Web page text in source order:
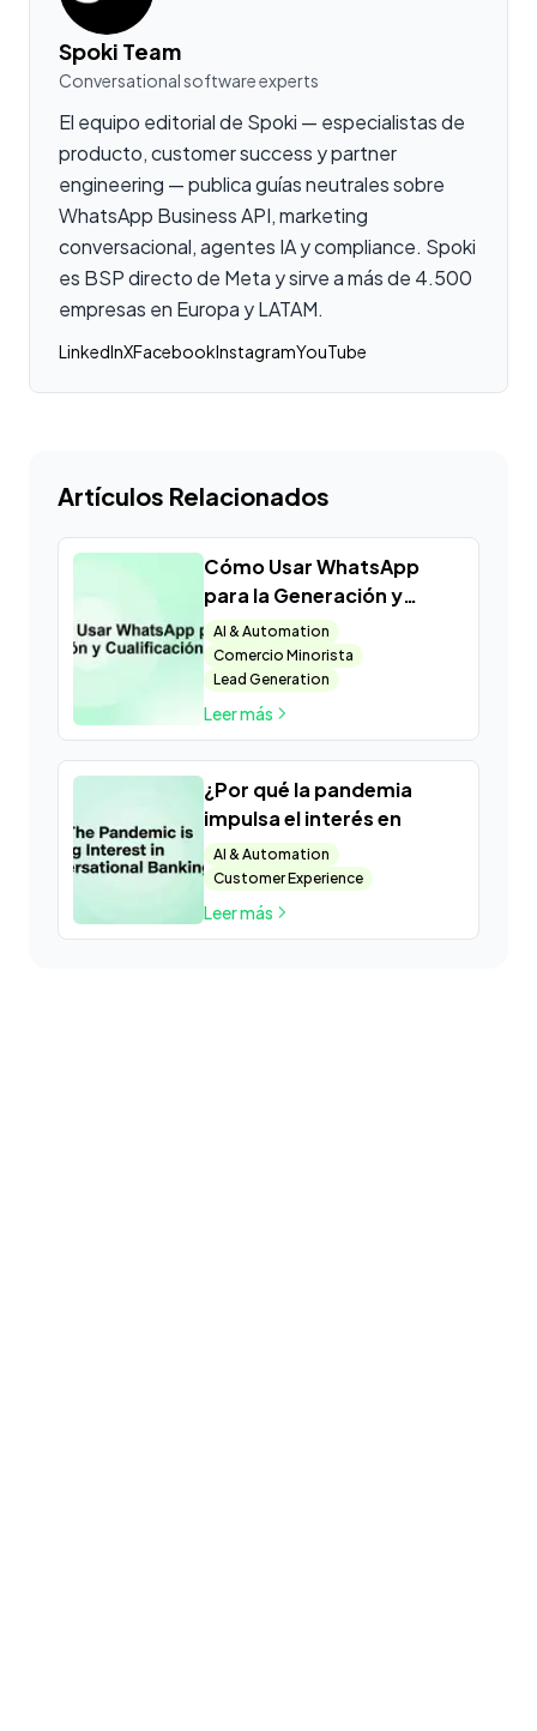
Spoki Team
Conversational software experts
El equipo editorial de Spoki — especialistas de
producto, customer success y partner
engineering — publica guías neutrales sobre
WhatsApp Business API, marketing
conversacional, agentes IA y compliance. Spoki
es BSP directo de Meta y sirve a más de 4.500
empresas en Europa y LATAM.
LinkedInXFacebookInstagramYouTube
Artículos Relacionados
Cómo Usar WhatsApp
para la Generación y
Cualificación de Leads
AI & Automation
Comercio Minorista
Lead Generation
Leer más
¿Por qué la pandemia
impulsa el interés en
AI & Automation
Customer Experience
Leer más